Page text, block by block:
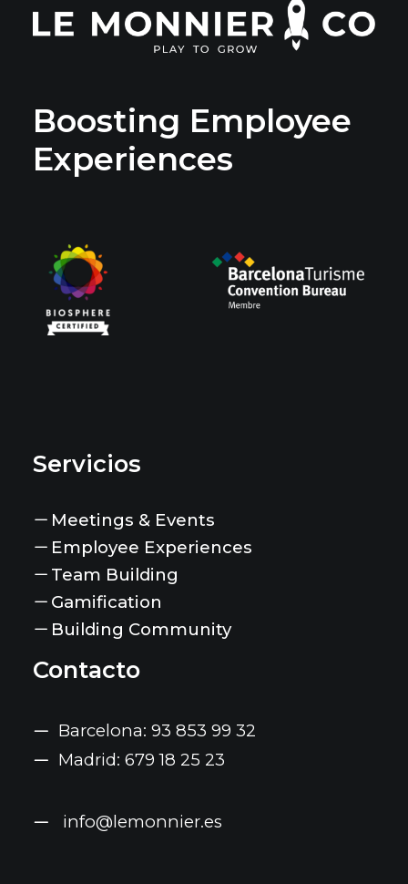
Boosting Employee
Experiences
Servicios
Meetings & Events
Employee Experiences
Team Building
Gamification
Building Community
Contacto
Barcelona: 93 853 99 32
Madrid: 679 18 25 23
info@lemonnier.es